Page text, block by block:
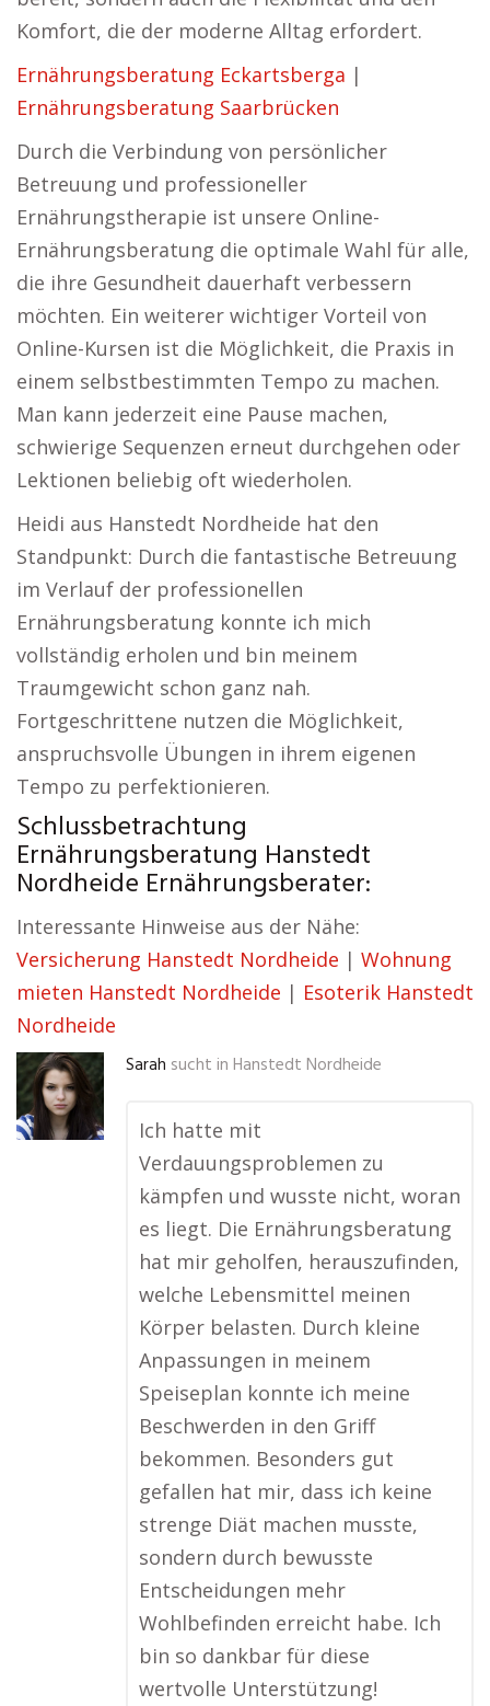
Komfort, die der moderne Alltag erfordert.
Ernährungsberatung Eckartsberga |
Ernährungsberatung Saarbrücken
Durch die Verbindung von persönlicher
Betreuung und professioneller
Ernährungstherapie ist unsere Online-
Ernährungsberatung die optimale Wahl für alle,
die ihre Gesundheit dauerhaft verbessern
möchten. Ein weiterer wichtiger Vorteil von
Online-Kursen ist die Möglichkeit, die Praxis in
einem selbstbestimmten Tempo zu machen.
Man kann jederzeit eine Pause machen,
schwierige Sequenzen erneut durchgehen oder
Lektionen beliebig oft wiederholen.
Heidi aus Hanstedt Nordheide hat den
Standpunkt: Durch die fantastische Betreuung
im Verlauf der professionellen
Ernährungsberatung konnte ich mich
vollständig erholen und bin meinem
Traumgewicht schon ganz nah.
Fortgeschrittene nutzen die Möglichkeit,
anspruchsvolle Übungen in ihrem eigenen
Tempo zu perfektionieren.
Schlussbetrachtung
Ernährungsberatung Hanstedt
Nordheide Ernährungsberater:
Interessante Hinweise aus der Nähe:
Versicherung Hanstedt Nordheide | Wohnung
mieten Hanstedt Nordheide | Esoterik Hanstedt
Nordheide
Sarah sucht in Hanstedt Nordheide
Ich hatte mit
Verdauungsproblemen zu
kämpfen und wusste nicht, woran
es liegt. Die Ernährungsberatung
hat mir geholfen, herauszufinden,
welche Lebensmittel meinen
Körper belasten. Durch kleine
Anpassungen in meinem
Speiseplan konnte ich meine
Beschwerden in den Griff
bekommen. Besonders gut
gefallen hat mir, dass ich keine
strenge Diät machen musste,
sondern durch bewusste
Entscheidungen mehr
Wohlbefinden erreicht habe. Ich
bin so dankbar für diese
wertvolle Unterstützung!